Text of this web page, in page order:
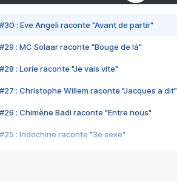
#30 : Eve Angeli raconte "Avant de partir"
#29 : MC Solaar raconte "Bouge de là"
#28 : Lorie raconte "Je vais vite"
#27 : Christophe Willem raconte "Jacques a dit"
#26 : Chimène Badi raconte "Entre nous"
#25 : Indochine raconte "3e sexe"